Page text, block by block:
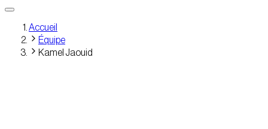
Accueil
Équipe
Kamel Jaouid